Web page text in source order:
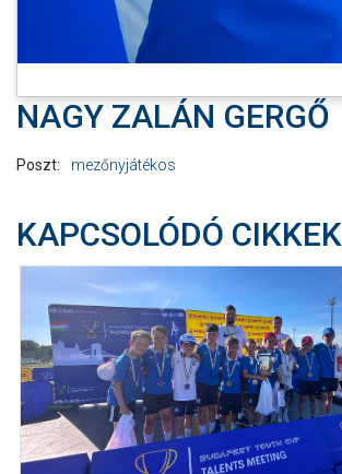
NAGY ZALÁN GERGŐ
Poszt: mezőnyjátékos
KAPCSOLÓDÓ CIKKEK